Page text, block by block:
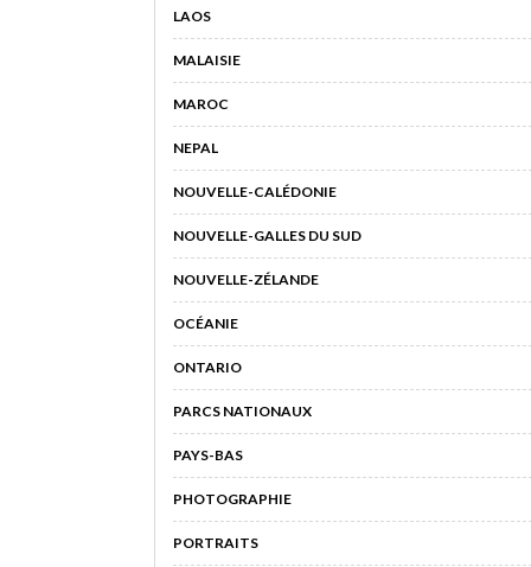
LAOS
MALAISIE
MAROC
NEPAL
NOUVELLE-CALÉDONIE
NOUVELLE-GALLES DU SUD
NOUVELLE-ZÉLANDE
OCÉANIE
ONTARIO
PARCS NATIONAUX
PAYS-BAS
PHOTOGRAPHIE
PORTRAITS